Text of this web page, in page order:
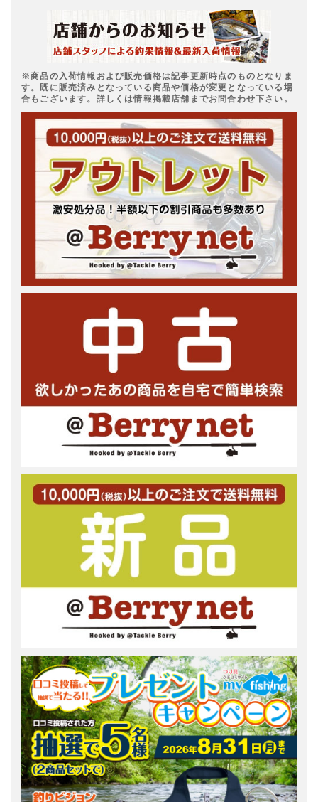
※商品の入荷情報および販売価格は記事更新時点のものとなりま
す。既に販売済みとなっている商品や価格が変更となっている場
合もございます。詳しくは情報掲載店舗までお問合わせ下さい。